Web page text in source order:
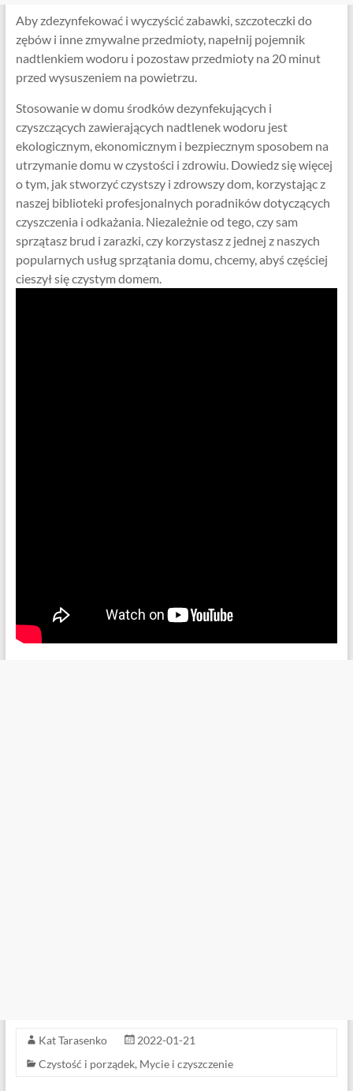
Aby zdezynfekować i wyczyścić zabawki, szczoteczki do
zębów i inne zmywalne przedmioty, napełnij pojemnik
nadtlenkiem wodoru i pozostaw przedmioty na 20 minut
przed wysuszeniem na powietrzu.
Stosowanie w domu środków dezynfekujących i
czyszczących zawierających nadtlenek wodoru jest
ekologicznym, ekonomicznym i bezpiecznym sposobem na
utrzymanie domu w czystości i zdrowiu. Dowiedz się więcej
o tym, jak stworzyć czystszy i zdrowszy dom, korzystając z
naszej biblioteki profesjonalnych poradników dotyczących
czyszczenia i odkażania. Niezależnie od tego, czy sam
sprzątasz brud i zarazki, czy korzystasz z jednej z naszych
popularnych usług sprzątania domu, chcemy, abyś częściej
cieszył się czystym domem.
Kat Tarasenko
2022-01-21
Czystość i porządek, Mycie i czyszczenie